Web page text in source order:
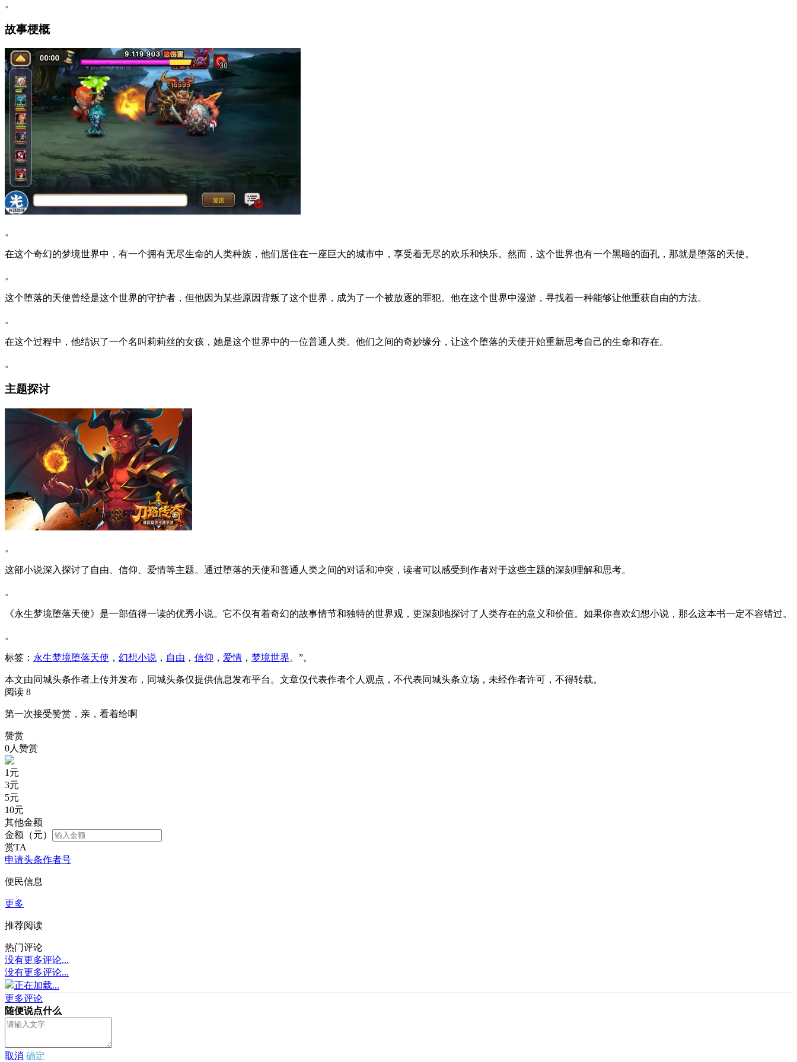
。
故事梗概
。
在这个奇幻的梦境世界中，有一个拥有无尽生命的人类种族，他们居住在一座巨大的城市中，享受着无尽的欢乐和快乐。然而，这个世界也有一个黑暗的面孔，那就是堕落的天使。
。
这个堕落的天使曾经是这个世界的守护者，但他因为某些原因背叛了这个世界，成为了一个被放逐的罪犯。他在这个世界中漫游，寻找着一种能够让他重获自由的方法。
。
在这个过程中，他结识了一个名叫莉莉丝的女孩，她是这个世界中的一位普通人类。他们之间的奇妙缘分，让这个堕落的天使开始重新思考自己的生命和存在。
。
主题探讨
。
这部小说深入探讨了自由、信仰、爱情等主题。通过堕落的天使和普通人类之间的对话和冲突，读者可以感受到作者对于这些主题的深刻理解和思考。
。
《永生梦境堕落天使》是一部值得一读的优秀小说。它不仅有着奇幻的故事情节和独特的世界观，更深刻地探讨了人类存在的意义和价值。如果你喜欢幻想小说，那么这本书一定不容错过。
。
标签： 永生梦境堕落天使 ， 幻想小说 ， 自由 ， 信仰 ， 爱情 ， 梦境世界。”。
本文由同城头条作者上传并发布，同城头条仅提供信息发布平台。文章仅代表作者个人观点，不代表同城头条立场，未经作者许可，不得转载。
阅读 8
第一次接受赞赏，亲，看着给啊
赞赏
0人赞赏
1 元
3元
5元
10元
其他金额
金额（元）
赏TA
申请头条作者号
便民信息
更多
推荐阅读
热门评论
没有更多评论...
没有更多评论...
正在加载...
更多评论
随便说点什么
取消 确定